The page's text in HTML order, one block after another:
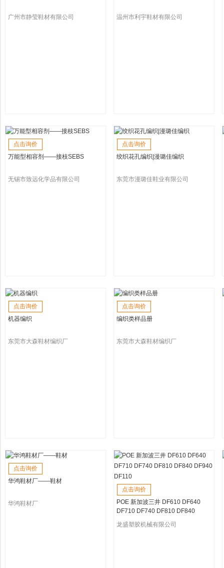
广州市静莹鞋材有限公司 温州市利宇鞋材有限公司
点击询价
万能型相容剂――接枝SEBS
无锡市致远化学品有限公司
点击询价
绞织花孔编织|漫璐佳编织
东莞市漫璐佳鞋业有限公司
点击询价
机器编织
东莞市大森鞋材编织厂
点击询价
编织类样品册
东莞市大森鞋材编织厂
点击询价
华鸿鞋材厂——鞋材
华鸿鞋材厂
点击询价
POE 新加波三井 DF610 DF640
DF710 DF740 DF810 DF840
DF940 DF110
龙盛塑胶机械有限公司